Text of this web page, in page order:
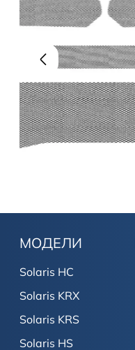
МОДЕЛИ
Solaris HC
Solaris KRX
Solaris KRS
Solaris HS